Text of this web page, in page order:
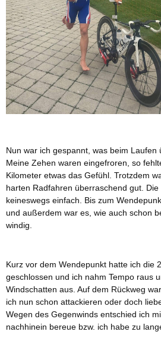
Nun war ich gespannt, was beim Laufen
Meine Zehen waren eingefroren, so
Kilometer etwas das Gefühl. Trotzdem
harten Radfahren überraschend gut.
keineswegs einfach. Bis zum
und außerdem war es, wie auch schon
windig.
Kurz vor dem Wendepunkt hatte ich die
geschlossen und ich nahm Tempo raus
Windschatten aus. Auf dem Rückweg
ich nun schon attackieren oder doch
Wegen des Gegenwinds entschied ich
nachhinein bereue bzw. ich habe zu